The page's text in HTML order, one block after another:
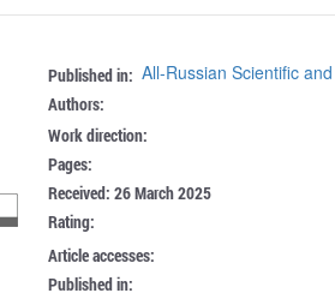
Published in: All-Russian Scientific
Authors:
Work direction:
Pages:
Received: 26 March 2025
Rating:
Article accesses:
Published in: